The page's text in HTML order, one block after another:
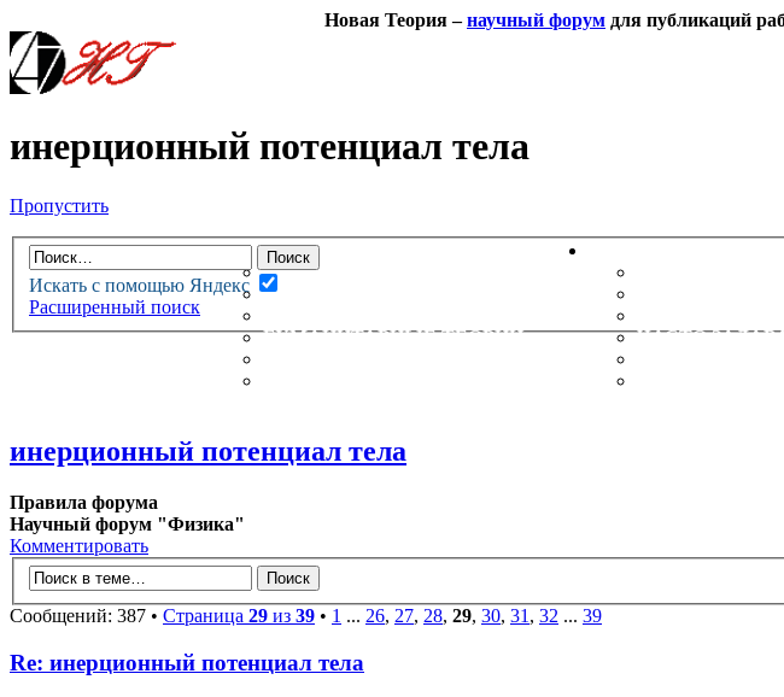
Новая Теория –научный форум для публикаций
инерционный потенциал тела
Пропустить
Искать с помощью Яндекс
Расширенный поиск
НОВАЯ ТЕОРИЯФОРУМ
НОВЫЕ СООБЩЕНИЯ
НЕПРОЧИТАННЫЕ СООБЩЕНИЯ
ГУМАНИТАРНЫЕ ТЕОРИИ
ЧАСТО
инерционный потенциал тела
Правила форума
Научный форум "Физика"
Комментировать
Сообщений: 387 • Страница 29 из 39 • 1 ... 26, 27, 28, 29, 30, 31, 32 ... 39
Re: инерционный потенциал тела